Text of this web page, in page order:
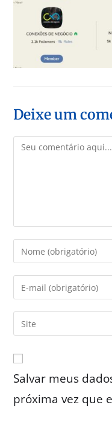
Deixe um
Salvar meus
próxima vez que